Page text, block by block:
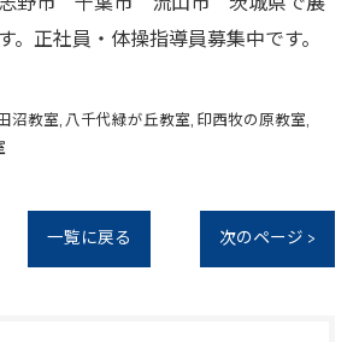
。正社員・体操指導員募集中です。
沼教室 八千代緑が丘教室 印西牧の原教室
一覧に戻る 次のページ >